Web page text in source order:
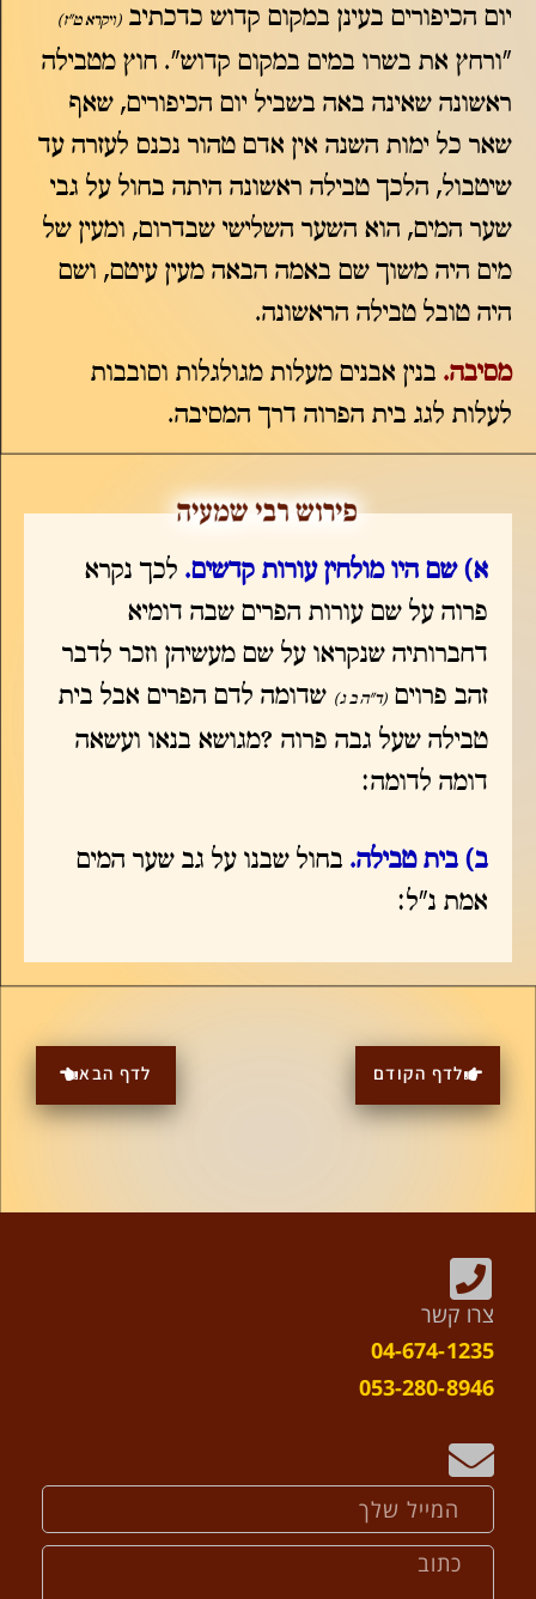
יום הכיפורים בעינן במקום קדוש כדכתיב (ויקרא ט"ז)
"ורחץ את בשרו במים במקום קדוש". חוץ מטבילה
ראשונה שאינה באה בשביל יום הכיפורים, שאף
שאר כל ימות השנה אין אדם טהור נכנס לעזרה עד
שיטבול, הלכך טבילה ראשונה היתה בחול על גבי
שער המים, הוא השער השלישי שבדרום, ומעין של
מים היה משוך שם באמה הבאה מעין עיטם, ושם
היה טובל טבילה הראשונה.
מסיבה. בנין אבנים מעלות מגולגלות וסובבות
לעלות לגג בית הפרוה דרך המסיבה.
א) שם היו מולחין עורות קדשים. לכך נקרא
פרוה על שם עורות הפרים שבה דומיא
דחברותיה שנקראו על שם מעשיהן וזכר לדבר
זהב פרוים (ד"ה ב ג) שדומה לדם הפרים אבל בית
טבילה שעל גבה פרוה ?מגושא בנאו ועשאה
דומה לדומה:
ב) בית טבילה. בחול שבנו על גב שער המים
אמת נ"ל:
לדף הקודם לדף הבא
צרו קשר
04-674-1235
053-280-8946